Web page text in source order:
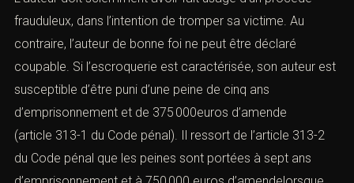
réserve du cas particulier où les manœuvres
postérieuresont pour but d’obtenir la continuité des
remises). 3). — Cette remise doit avoir causé un
préjudice (matériel, moral, voire simplement éventuel),
soit à la victime du procédéfrauduleux, soit à un tiers.
e). — L’élément moral
L’auteur doit sciemment avoir fait usage d’un procédé